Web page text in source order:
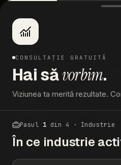
CONSULTAȚIE GRATUITĂ
Hai săvorbim.
Viziunea ta merită rezultate.
Pasul 1 din 4 · Industrie
În ce industrie
Continut
si social
ghid
Vlad Postelnicu
ACTUALIZAT · 11 MAI 2026